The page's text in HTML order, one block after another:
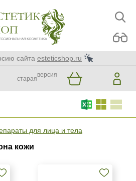
сайта esteticshop.ru
старая
версия
для лица и тела
кожи